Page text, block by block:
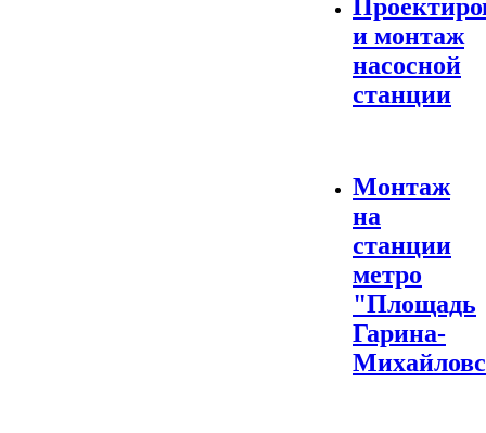
и монтаж
насосной
станции
Монтаж
на
станции
метро
"Площадь
Гарина-